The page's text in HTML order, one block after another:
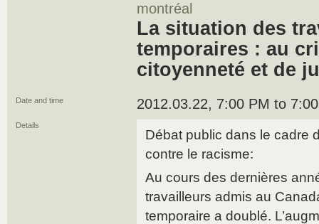
montréal
La situation des
temporaires : au
citoyenneté et de
Date and time 2012.03.22, 7:00 PM to
Details
Débat public dans le cadre
contre le racisme:
Au cours des dernières
travailleurs admis au
temporaire a doublé.